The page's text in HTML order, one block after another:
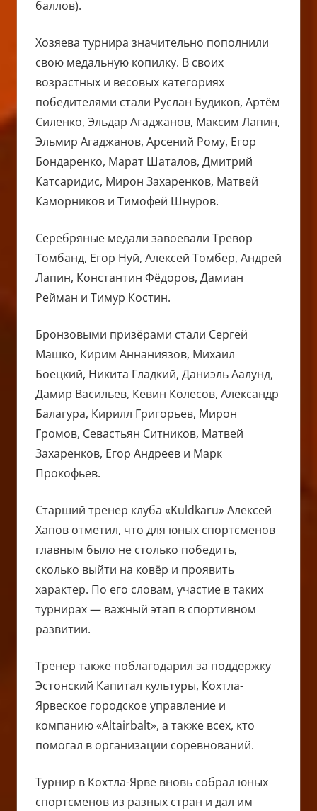
баллов).
Хозяева турнира значительно пополнили
свою медальную копилку. В своих
возрастных и весовых категориях
победителями стали Руслан Будиков, Артём
Силенко, Эльдар Агаджанов, Максим Лапин,
Эльмир Агаджанов, Арсений Рому, Егор
Бондаренко, Марат Шаталов, Дмитрий
Катсаридис, Мирон Захаренков, Матвей
Каморников и Тимофей Шнуров.
Серебряные медали завоевали Тревор
Томбанд, Егор Нуй, Алексей Томбер, Андрей
Лапин, Константин Фёдоров, Дамиан
Рейман и Тимур Костин.
Бронзовыми призёрами стали Сергей
Машко, Кирим Аннаниязов, Михаил
Боецкий, Никита Гладкий, Даниэль Аалунд,
Дамир Васильев, Кевин Колесов, Александр
Балагура, Кирилл Григорьев, Мирон
Громов, Севастьян Ситников, Матвей
Захаренков, Егор Андреев и Марк
Прокофьев.
Старший тренер клуба «Kuldkaru» Алексей
Хапов отметил, что для юных спортсменов
главным было не столько победить,
сколько выйти на ковёр и проявить
характер. По его словам, участие в таких
турнирах — важный этап в спортивном
развитии.
Тренер также поблагодарил за поддержку
Эстонский Капитал культуры, Кохтла-
Ярвеское городское управление и
компанию «Altairbalt», а также всех, кто
помогал в организации соревнований.
Турнир в Кохтла-Ярве вновь собрал юных
спортсменов из разных стран и дал им